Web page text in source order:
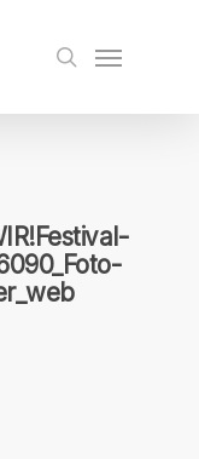
search
Menu